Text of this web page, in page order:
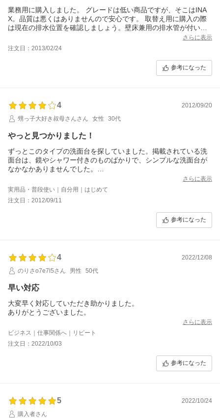
業務用に購入しました。 グレードは低い商品ですが、そこはINA
X。品質は悪くはありませんので安心です。 取替え用に購入の際
は現在の排水位置を確認しましょう。壁床兼用の排水管が付いて
さらに表示
注文日：2013/02/24
参考になった
4
2012/09/20
甥っ子大好き叔母さんさん
女性 30代
やっと見つかりました！
ずっとこのタイプの洗面台を探していました。掲載されている洗
面台は、鏡やシャワー付きのものばかりで、シンプルな洗面台が
なかなかありませんでした。
なのでこの商品を見つけたときは即買いでした。商品もキレイで
値段もお手頃で満足です。－★1は、商品の受け取りが時間指定で
きず、再配送は料金がかかるとのことだったので、配送日は一日
中家で待っていたことです。
さらに表示
実用品・普段使い｜自分用｜はじめて
注文日：2012/09/11
参考になった
4
2022/12/08
のりさo7e7l5さん
男性 50代
早い対応
大変早く対応していただき助かりました。
ありがとうございました。
さらに表示
ビジネス｜仕事関係へ｜リピート
注文日：2022/10/03
参考になった
5
2022/10/24
購入者さん